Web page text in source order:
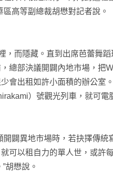
高等副總裁胡懋對記者說。
藏。直到出席芭蕾舞蹈班
總部決議開闢內地市場，把
會出租如許小面積的辦公室
）號觀光列車，就可
地市場時，若抉擇傳統
可以租自力的單人世，或許
胡懋說。